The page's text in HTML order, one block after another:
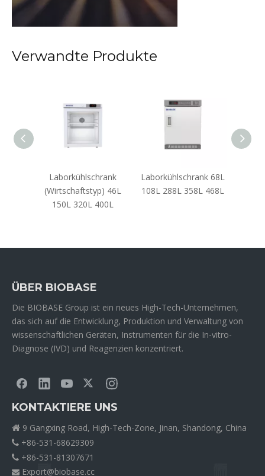
Verwandte Produkte
Laborkühlschrank
(Wirtschaftstyp) 46L
150L 320L 400L
Laborkühlschrank 68L
108L 288L 358L 468L
ÜBER BIOBASE
Die BIOBASE Group ist ein neues High-Tech-Unternehmen,
das sich auf die Entwicklung, Produktion und Verwaltung von
wissenschaftlichen Geräten, Instrumenten für die In-vitro-
Diagnose (IVD) und Reagenzien konzentriert.
KONTAKTIERE UNS
 9 Gangxing Road, High-Tech-Zone, Jinan, Shandong, China
 +86-531-68629309
 +86-531-81307671
 Export@biobase.cc